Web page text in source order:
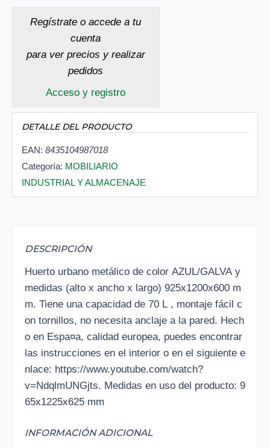
Regístrate o accede a tu
cuenta
para ver precios y realizar
pedidos
Acceso y registro
DETALLE DEL PRODUCTO
EAN: 8435104987018
Categoría: MOBILIARIO
INDUSTRIAL Y ALMACENAJE
DESCRIPCIÓN
Huerto urbano metálico de color AZUL/GALVA y
medidas (alto x ancho x largo) 925x1200x600 m
m. Tiene una capacidad de 70 L , montaje fácil c
on tornillos, no necesita anclaje a la pared. Hech
o en Espa¤a, calidad europea, puedes encontrar
las instrucciones en el interior o en el siguiente e
nlace: https://www.youtube.com/watch?
v=NdqlmUNGjts. Medidas en uso del producto: 9
65x1225x625 mm
INFORMACIÓN ADICIONAL